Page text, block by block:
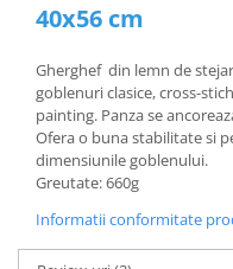
40x56 cm
Gherghef din lemn de
goblenuri clasice, cross-
painting. Panza se
Ofera o buna stabilitate si
dimensiunile goblenului.
Greutate: 660g
Informatii conformitate